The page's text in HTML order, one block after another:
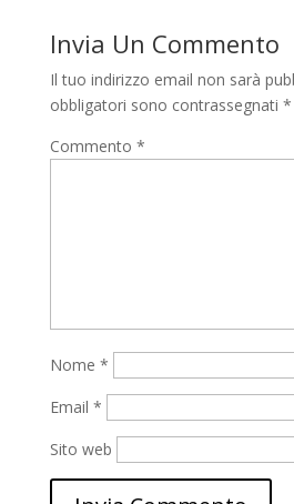
Invia Un Commento
Il tuo indirizzo email non sarà
obbligatori sono contrassegnati *
Commento *
Nome *
Email *
Sito web